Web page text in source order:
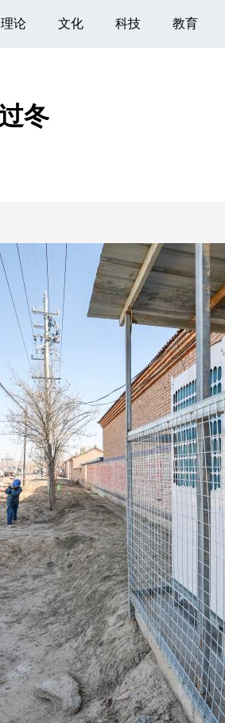
理论 文化 科技 教育
冬